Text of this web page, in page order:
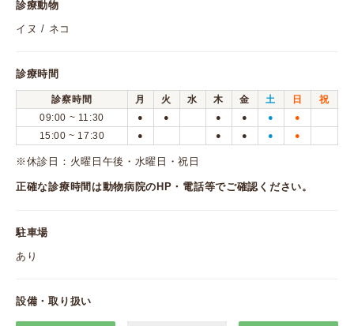
診療動物
イヌ / ネコ
診療時間
診察時間 月 火 水 木 金 土 日
祝
09:00 ~ 11:30
● ● ● ● ● ●
15:00 ~ 17:30 ● ● ● ● ●
※休診日：火曜日午後・水曜日・祝日
正確な診療時間は動物病院のHP・電話等でご確認ください。
駐車場
あり
設備・取り扱い